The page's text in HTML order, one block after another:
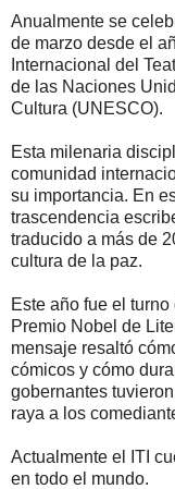
Anualmente se
de marzo desde el
Internacional del
de las Naciones
Cultura (UNESCO).
Esta milenaria
comunidad
su importancia. En
trascendencia
traducido a más de
cultura de la paz.
Este año fue el
Premio Nobel de
mensaje resaltó
cómicos y cómo
gobernantes
raya a los
Actualmente el ITI
en todo el mundo.